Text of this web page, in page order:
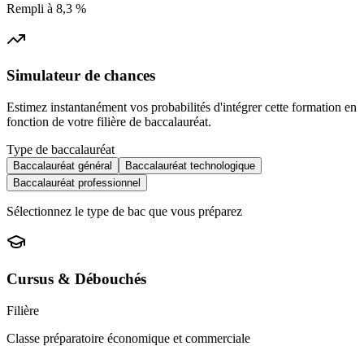
Rempli à 8,3 %
Simulateur de chances
Estimez instantanément vos probabilités d'intégrer cette formation en
fonction de votre filière de baccalauréat.
Type de baccalauréat
Baccalauréat général
Baccalauréat technologique
Baccalauréat professionnel
Sélectionnez le type de bac que vous préparez
Cursus & Débouchés
Filière
Classe préparatoire économique et commerciale